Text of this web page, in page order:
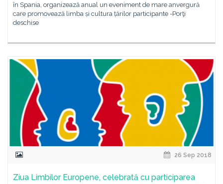
în Spania, organizează anual un eveniment de mare anvergură
care promovează limba și cultura țărilor participante -Porţi
deschise
26 Sep 2018
Ziua Limbilor Europene, celebrată cu participarea